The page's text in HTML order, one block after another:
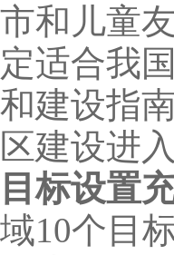
和儿童
适合我
建设指
建设进
标设置
个目标